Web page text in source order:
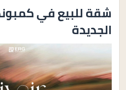
شقة للبيع في
الجديدة